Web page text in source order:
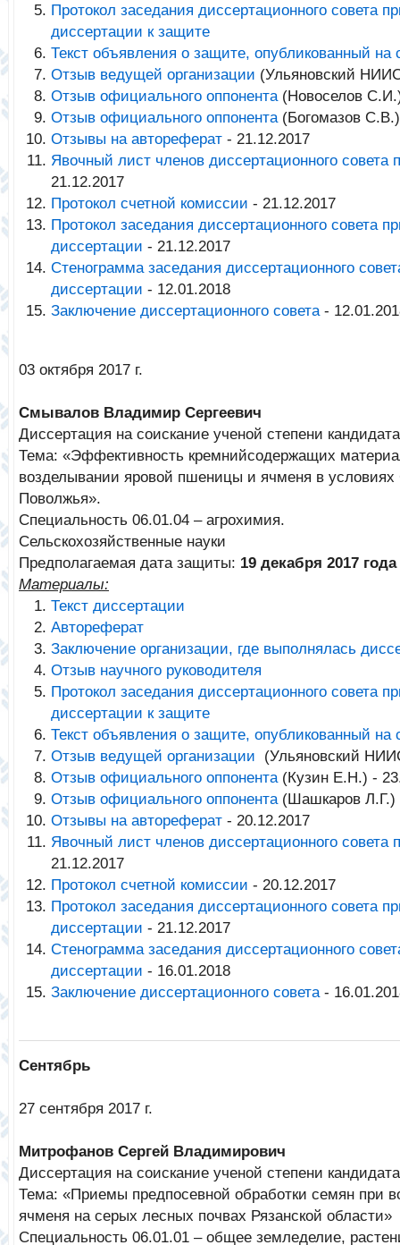
Протокол заседания диссертационного совета
диссертации к защите
Текст объявления о защите, опубликованный
Отзыв ведущей организации (Ульяновский
Отзыв официального оппонента(Новоселов
Отзыв официального оппонента(Богомазов
Отзывы на автореферат - 21.12.2017
Явочный лист членов диссертационного совета
21.12.2017
Протокол счетной комиссии - 21.12.2017
Протокол заседания диссертационного совета
диссертации - 21.12.2017
Стенограмма заседания диссертационного
диссертации - 12.01.2018
Заключение диссертационного совета-
03 октября 2017 г.
Смывалов Владимир Сергеевич
Диссертация на соискание ученой степени
Тема: «Эффективность кремнийсодержащих
возделывании яровой пшеницы и ячменя в условиях
Поволжья».
Специальность 06.01.04 – агрохимия.
Сельскохозяйственные науки
Предполагаемая дата защиты: 19 декабря 2017 года
Материалы:
Текст диссертации
Автореферат
Заключение организации, где выполнялась
Отзыв научного руководителя
Протокол заседания диссертационного совета
диссертации к защите
Текст объявления о защите, опубликованный
Отзыв ведущей организации (Ульяновский
Отзыв официального оппонента(Кузин Е.Н.) -
Отзыв официального оппонента(Шашкаров Л.Г.)
Отзывы на автореферат - 20.12.2017
Явочный лист членов диссертационного совета
21.12.2017
Протокол счетной комиссии - 20.12.2017
Протокол заседания диссертационного совета
диссертации - 21.12.2017
Стенограмма заседания диссертационного
диссертации - 16.01.2018
Заключение диссертационного совета-
Сентябрь
27 сентября 2017 г.
Митрофанов Сергей Владимирович
Диссертация на соискание ученой степени
Тема: «Приемы предпосевной обработки семян при
ячменя на серых лесных почвах Рязанской области»
Специальность 06.01.01 – общее земледелие,